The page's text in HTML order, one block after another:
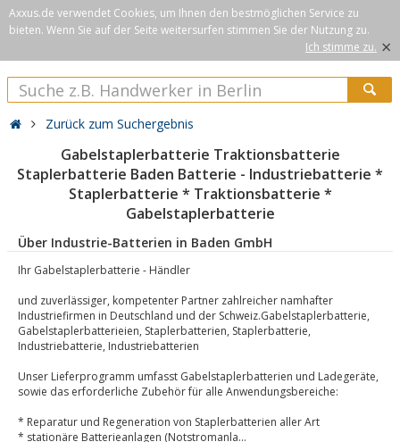
Axxus.de verwendet Cookies, um Ihnen den bestmöglichen Service zu
bieten. Wenn Sie auf der Seite weitersurfen stimmen Sie der Nutzung zu.
Ich stimme zu. ×
Zurück zum Suchergebnis
Gabelstaplerbatterie Traktionsbatterie
Staplerbatterie Baden Batterie - Industriebatterie *
Staplerbatterie * Traktionsbatterie *
Gabelstaplerbatterie
Über Industrie-Batterien in Baden GmbH
Ihr Gabelstaplerbatterie - Händler
und zuverlässiger, kompetenter Partner zahlreicher namhafter
Industriefirmen in Deutschland und der Schweiz.Gabelstaplerbatterie,
Gabelstaplerbatterieien, Staplerbatterien, Staplerbatterie,
Industriebatterie, Industriebatterien
Unser Lieferprogramm umfasst Gabelstaplerbatterien und Ladegeräte,
sowie das erforderliche Zubehör für alle Anwendungsbereiche:
* Reparatur und Regeneration von Staplerbatterien aller Art
* stationäre Batterieanlagen (Notstromanla...